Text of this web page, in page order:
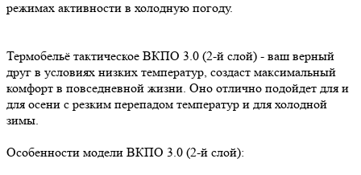
режимах активности в холодную погоду.
Термобельё тактическое ВКПО 3.0 (2-й слой) - ваш верный
друг в условиях низких температур, создаст максимальный
комфорт в повседневной жизни. Оно отлично подойдет для и
для осени с резким перепадом температур и для холодной
зимы.
Особенности модели ВКПО 3.0 (2-й слой):